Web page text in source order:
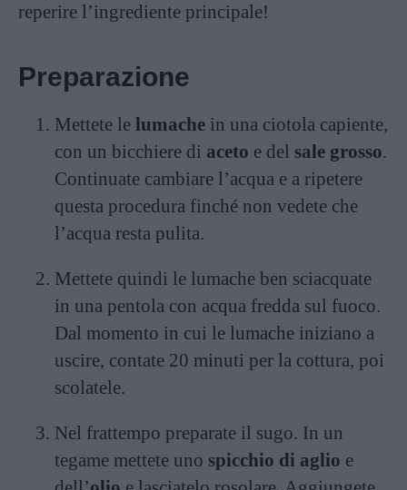
reperire l’ingrediente principale!
Preparazione
Mettete le lumache in una ciotola capiente,
con un bicchiere di aceto e del sale grosso.
Continuate cambiare l’acqua e a ripetere
questa procedura finché non vedete che
l’acqua resta pulita.
Mettete quindi le lumache ben sciacquate
in una pentola con acqua fredda sul fuoco.
Dal momento in cui le lumache iniziano a
uscire, contate 20 minuti per la cottura, poi
scolatele.
Nel frattempo preparate il sugo. In un
tegame mettete uno spicchio di aglio e